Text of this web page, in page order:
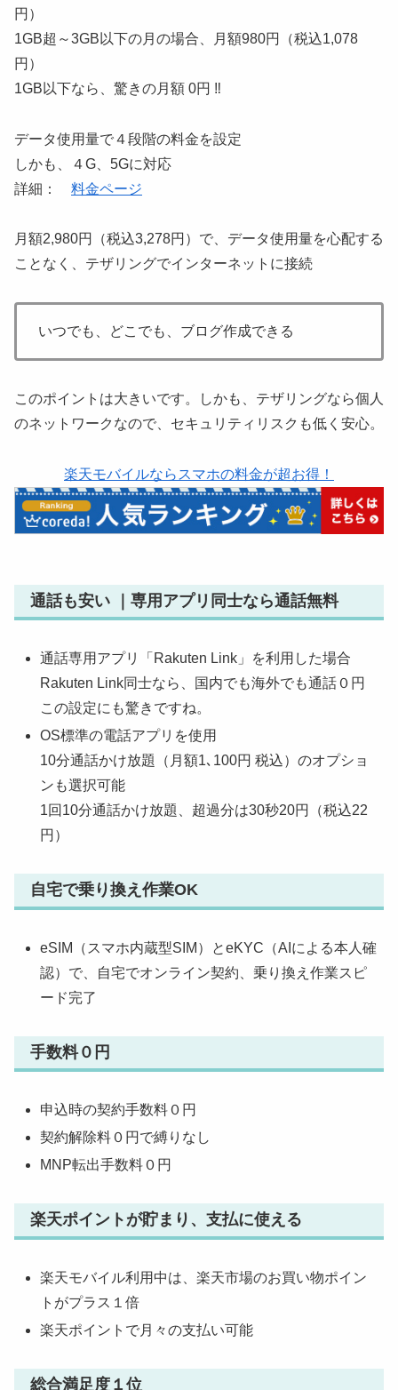
円）
1GB超～3GB以下の月の場合、月額980円（税込1,078
円）
1GB以下なら、驚きの月額 0円 ‼
データ使用量で４段階の料金を設定
しかも、４G、5Gに対応
詳細： 料金ページ
月額2,980円（税込3,278円）で、データ使用量を心配する
ことなく、テザリングでインターネットに接続
いつでも、どこでも、ブログ作成できる
このポイントは大きいです。しかも、テザリングなら個人
のネットワークなので、セキュリティリスクも低く安心。
楽天モバイルならスマホの料金が超お得！
通話も安い ｜専用アプリ同士なら通話無料
通話専用アプリ「Rakuten Link」を利用した場合
Rakuten Link同士なら、国内でも海外でも通話０円
この設定にも驚きですね。
OS標準の電話アプリを使用
10分通話かけ放題（月額1､100円 税込）のオプショ
ンも選択可能
1回10分通話かけ放題、超過分は30秒20円（税込22
円）
自宅で乗り換え作業OK
eSIM（スマホ内蔵型SIM）とeKYC（AIによる本人確
認）で、自宅でオンライン契約、乗り換え作業スピ
ード完了
手数料０円
申込時の契約手数料０円
契約解除料０円で縛りなし
MNP転出手数料０円
楽天ポイントが貯まり、支払に使える
楽天モバイル利用中は、楽天市場のお買い物ポイン
トがプラス１倍
楽天ポイントで月々の支払い可能
総合満足度１位